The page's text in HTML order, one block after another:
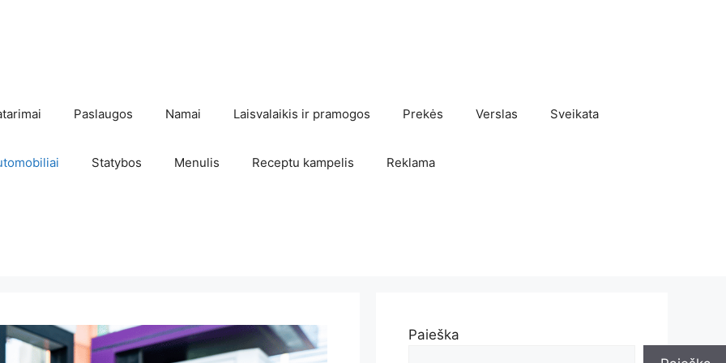
Paslaugos Namai Laisvalaikis ir pramogos Prekės Verslas Sveikata
Statybos Menulis Receptu kampelis Reklama
Paieška